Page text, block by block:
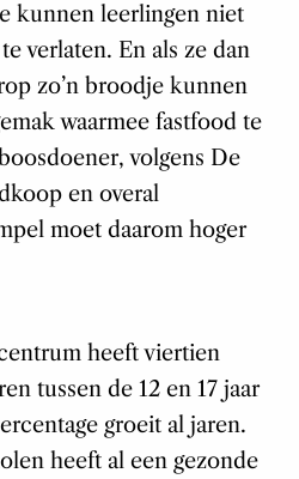
kunnen leerlingen niet
verlaten. En als ze dan
zo’n broodje kunnen
waarmee fastfood te
volgens De
en overal
moet daarom hoger
heeft viertien
tussen de 12 en 17 jaar
groeit al jaren.
heeft al een gezonde